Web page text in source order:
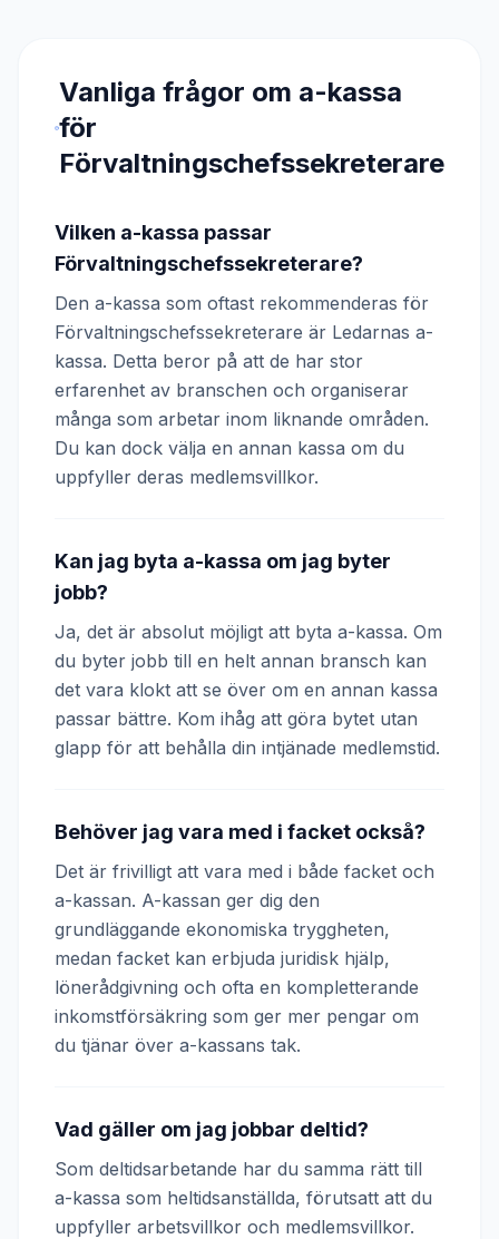
Vanliga frågor om a-kassa
för
Förvaltningschefssekreterare
Vilken a-kassa passar
Förvaltningschefssekreterare?
Den a-kassa som oftast rekommenderas för
Förvaltningschefssekreterare är Ledarnas a-
kassa. Detta beror på att de har stor
erfarenhet av branschen och organiserar
många som arbetar inom liknande områden.
Du kan dock välja en annan kassa om du
uppfyller deras medlemsvillkor.
Kan jag byta a-kassa om jag byter
jobb?
Ja, det är absolut möjligt att byta a-kassa. Om
du byter jobb till en helt annan bransch kan
det vara klokt att se över om en annan kassa
passar bättre. Kom ihåg att göra bytet utan
glapp för att behålla din intjänade medlemstid.
Behöver jag vara med i facket också?
Det är frivilligt att vara med i både facket och
a-kassan. A-kassan ger dig den
grundläggande ekonomiska tryggheten,
medan facket kan erbjuda juridisk hjälp,
lönerådgivning och ofta en kompletterande
inkomstförsäkring som ger mer pengar om
du tjänar över a-kassans tak.
Vad gäller om jag jobbar deltid?
Som deltidsarbetande har du samma rätt till
a-kassa som heltidsanställda, förutsatt att du
uppfyller arbetsvillkor och medlemsvillkor.